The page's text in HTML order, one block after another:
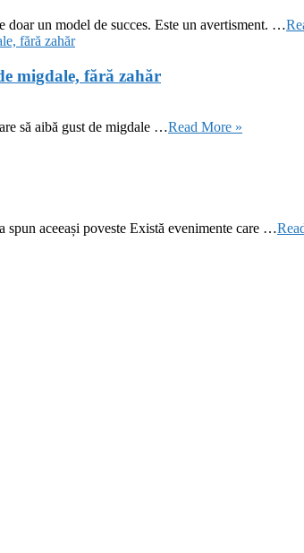
doar un model de succes. Este un avertisment. …
migdale, fără zahăr
să aibă gust de migdale …Read More »
aceeași poveste Există evenimente care …